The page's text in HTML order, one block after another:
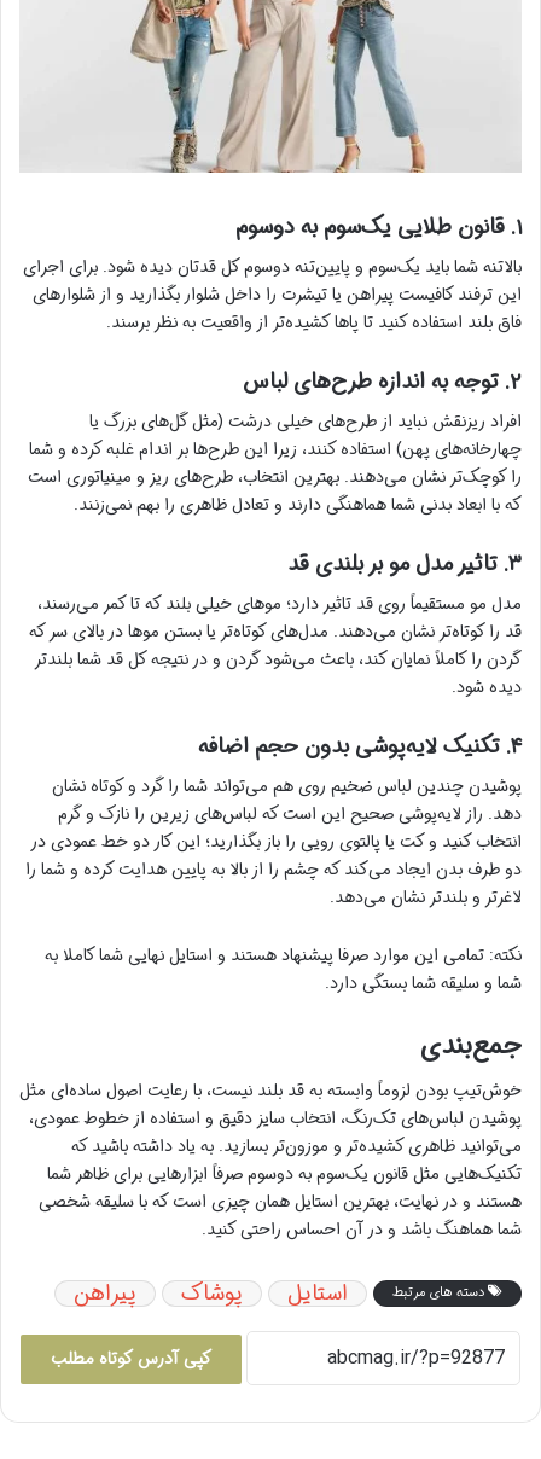
۱. قانون طلایی یک‌سوم به دو‌سوم
بالاتنه شما باید یک‌سوم و پایین‌تنه دو‌سوم کل قدتان دیده شود. برای اجرای
این ترفند کافیست پیراهن یا تیشرت را داخل شلوار بگذارید و از شلوارهای
فاق بلند استفاده کنید تا پاها کشیده‌تر از واقعیت به نظر برسند.
۲. توجه به اندازه طرح‌های لباس
افراد ریزنقش نباید از طرح‌های خیلی درشت (مثل گل‌های بزرگ یا
چهارخانه‌های پهن) استفاده کنند، زیرا این طرح‌ها بر اندام غلبه کرده و شما
را کوچک‌تر نشان می‌دهند. بهترین انتخاب، طرح‌های ریز و مینیاتوری است
که با ابعاد بدنی شما هماهنگی دارند و تعادل ظاهری را بهم نمی‌زنند.
۳. تاثیر مدل مو بر بلندی قد
مدل مو مستقیماً روی قد تاثیر دارد؛ موهای خیلی بلند که تا کمر می‌رسند،
قد را کوتاه‌تر نشان می‌دهند. مدل‌های کوتاه‌تر یا بستن موها در بالای سر که
گردن را کاملاً نمایان کند، باعث می‌شود گردن و در نتیجه کل قد شما بلندتر
دیده شود.
۴. تکنیک لایه‌پوشی بدون حجم اضافه
پوشیدن چندین لباس ضخیم روی هم می‌تواند شما را گرد و کوتاه نشان
دهد. راز لایه‌پوشی صحیح این است که لباس‌های زیرین را نازک و گرم
انتخاب کنید و کت یا پالتوی رویی را باز بگذارید؛ این کار دو خط عمودی در
دو طرف بدن ایجاد می‌کند که چشم را از بالا به پایین هدایت کرده و شما را
لاغرتر و بلندتر نشان می‌دهد.
نکته: تمامی این موارد صرفا پیشنهاد هستند و استایل نهایی شما کاملا به
شما و سلیقه شما بستگی دارد.
جمع‌بندی
خوش‌تیپ بودن لزوماً وابسته به قد بلند نیست، با رعایت اصول ساده‌ای مثل
پوشیدن لباس‌های تک‌رنگ، انتخاب سایز دقیق و استفاده از خطوط عمودی،
می‌توانید ظاهری کشیده‌تر و موزون‌تر بسازید. به یاد داشته باشید که
تکنیک‌هایی مثل قانون یک‌سوم به دو‌سوم صرفاً ابزارهایی برای ظاهر شما
هستند و در نهایت، بهترین استایل همان چیزی است که با سلیقه شخصی
شما هماهنگ باشد و در آن احساس راحتی کنید.
دسته های مرتبط استایل پوشاک پیراهن
کپی آدرس کوتاه مطلب